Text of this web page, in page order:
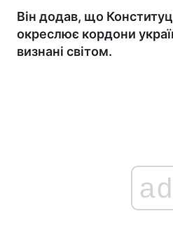
Він додав, що
окреслює кордони
визнані світом.
ad